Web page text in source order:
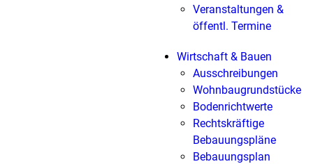
Veranstaltungen &
öffentl. Termine
Wirtschaft & Bauen
Ausschreibungen
Wohnbaugrundstücke
Bodenrichtwerte
Rechtskräftige
Bebauungspläne
Bebauungsplan